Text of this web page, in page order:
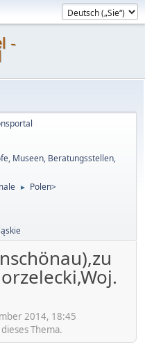
-
Museen, Beratungsstellen,
► Polen>
2014, 18:45
Thema.